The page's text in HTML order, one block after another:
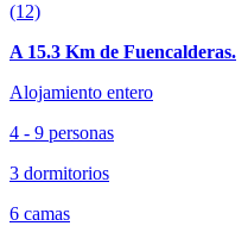
(12)
A 15.3 Km de Fuencalderas.
Alojamiento entero
4 - 9 personas
3 dormitorios
6 camas